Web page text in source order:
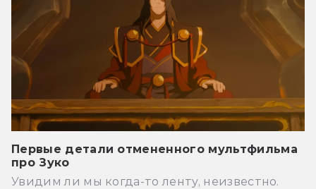
Первые детали отмененного мультфильма
про Зуко
Увидим ли мы когда-то ленту, неизвестно.